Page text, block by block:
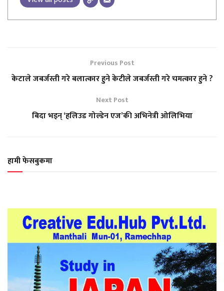
Previous Post
केटाले जबर्जस्ती गरे बलात्कार हुने केटीले जबर्जस्ती गरे चमत्कार हुने ?
Next Post
बिदा भइन् ‘हलिउड गोल्डेन एज’की अभिनेत्री ओलिभिया
हामी फेसबुकमा